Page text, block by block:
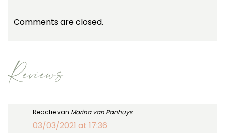
Comments are closed.
Reviews
Reactie van Marina van Panhuys
03/03/2021 at 17:36